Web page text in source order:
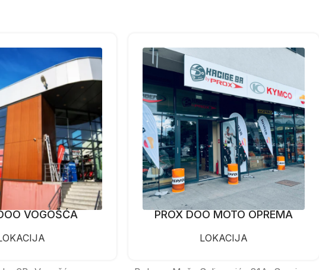
VOGOŠĆA PROX DOO MOTO OPREMA
LOKACIJA